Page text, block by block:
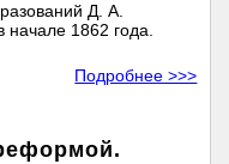
Д. А.
1862 года.
Подробнее >>>